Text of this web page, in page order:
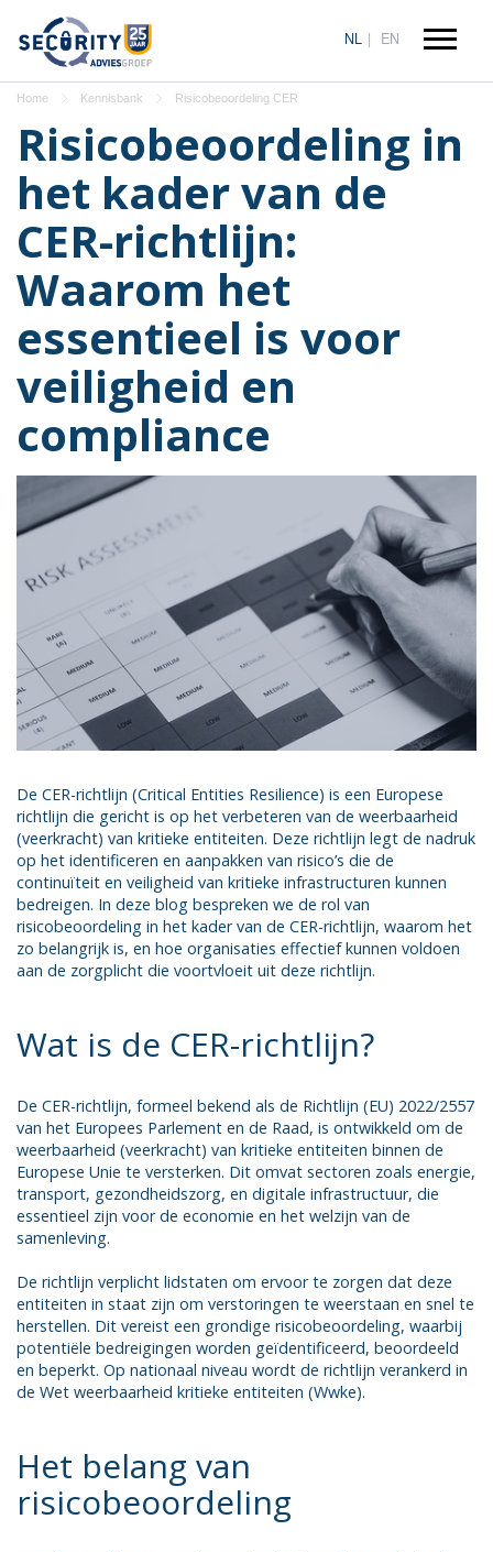
NL EN
Home Kennisbank Risicobeoordeling CER
Risicobeoordeling in
het kader van de
CER-richtlijn:
Waarom het
essentieel is voor
veiligheid en
compliance
De CER-richtlijn (Critical Entities Resilience) is een Europese
richtlijn die gericht is op het verbeteren van de weerbaarheid
(veerkracht) van kritieke entiteiten. Deze richtlijn legt de nadruk
op het identificeren en aanpakken van risico’s die de
continuïteit en veiligheid van kritieke infrastructuren kunnen
bedreigen. In deze blog bespreken we de rol van
risicobeoordeling in het kader van de CER-richtlijn, waarom het
zo belangrijk is, en hoe organisaties effectief kunnen voldoen
aan de zorgplicht die voortvloeit uit deze richtlijn.
Wat is de CER-richtlijn?
De CER-richtlijn, formeel bekend als de Richtlijn (EU) 2022/2557
van het Europees Parlement en de Raad, is ontwikkeld om de
weerbaarheid (veerkracht) van kritieke entiteiten binnen de
Europese Unie te versterken. Dit omvat sectoren zoals energie,
transport, gezondheidszorg, en digitale infrastructuur, die
essentieel zijn voor de economie en het welzijn van de
samenleving.
De richtlijn verplicht lidstaten om ervoor te zorgen dat deze
entiteiten in staat zijn om verstoringen te weerstaan en snel te
herstellen. Dit vereist een grondige risicobeoordeling, waarbij
potentiële bedreigingen worden geïdentificeerd, beoordeeld
en beperkt. Op nationaal niveau wordt de richtlijn verankerd in
de Wet weerbaarheid kritieke entiteiten (Wwke).
Het belang van
risicobeoordeling